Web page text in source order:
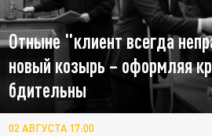
Отныне "клиент всегда
новый козырь – оформляя
бдительны
02 АВГУСТА 17:00